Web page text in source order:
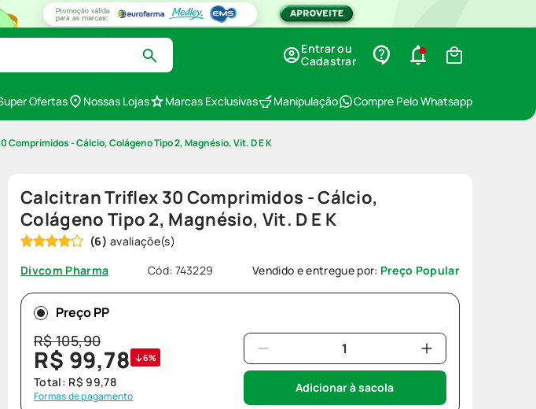
Entrar ou
Cadastrar
Ofertas Nossas Lojas Marcas Exclusivas Manipulação Compre Pelo Whatsapp
Comprimidos - Cálcio, Colágeno Tipo 2, Magnésio, Vit. D E K
Calcitran Triflex 30 Comprimidos - Cálcio,
Colágeno Tipo 2, Magnésio, Vit. D E K
(6)
Divcom Pharma
Cód: 743229 Vendido e entregue por: Preço Popular
Preço PP
R$105,90
R$ 99,78 6%
Total: R$ 99,78
Formas de pagamento
Adicionar à sacola